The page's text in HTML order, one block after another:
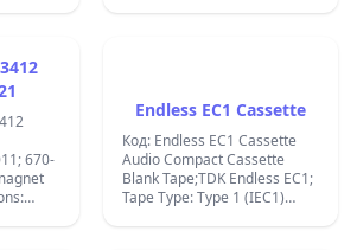
670-
Endless EC1 Cassette
Код: Endless EC1 Cassette
Audio Compact Cassette
Blank Tape;TDK Endless EC1;
Tape Type: Type 1 (IEC1)